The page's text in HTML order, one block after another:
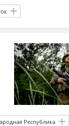
Республика